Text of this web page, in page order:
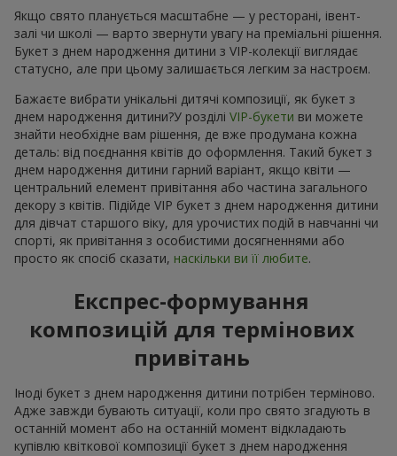
Якщо свято планується масштабне — у ресторані, івент-
залі чи школі — варто звернути увагу на преміальні рішення.
Букет з днем народження дитини з VIP-колекції виглядає
статусно, але при цьому залишається легким за настроєм.
Бажаєте вибрати унікальні дитячі композиції, як букет з
днем народження дитини?У розділі VIP-букети ви можете
знайти необхідне вам рішення, де вже продумана кожна
деталь: від поєднання квітів до оформлення. Такий букет з
днем народження дитини гарний варіант, якщо квіти —
центральний елемент привітання або частина загального
декору з квітів. Підійде VIP букет з днем народження дитини
для дівчат старшого віку, для урочистих подій в навчанні чи
спорті, як привітання з особистими досягненнями або
просто як спосіб сказати, наскільки ви її любите.
Експрес-формування
композицій для термінових
привітань
Іноді букет з днем народження дитини потрібен терміново.
Адже завжди бувають ситуації, коли про свято згадують в
останній момент або на останній момент відкладають
купівлю квіткової композиції букет з днем народження